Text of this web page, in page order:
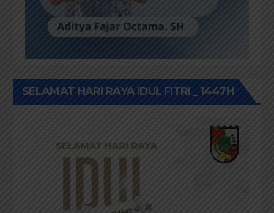
SELAMAT HARI RAYA IDUL FITRI _ 1447H